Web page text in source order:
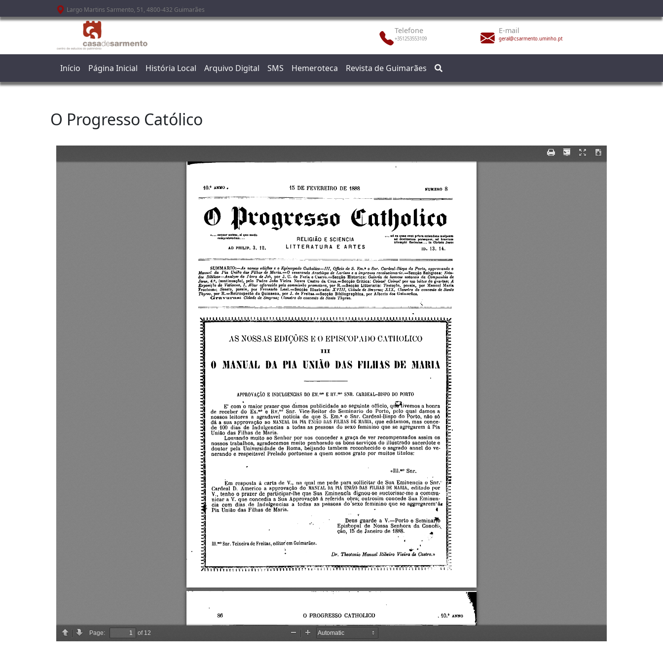
Passar para o conteúdo principalLargo Martins Sarmento, 51, 4800-432 Guimarães
Telefone
+351253553109
E-mail
geral@csarmento.uminho.pt
Início Página Inicial História Local Arquivo Digital SMS Hemeroteca Revista de Guimarães
O Progresso Católico